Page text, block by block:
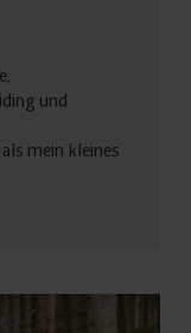
und
mein kleines